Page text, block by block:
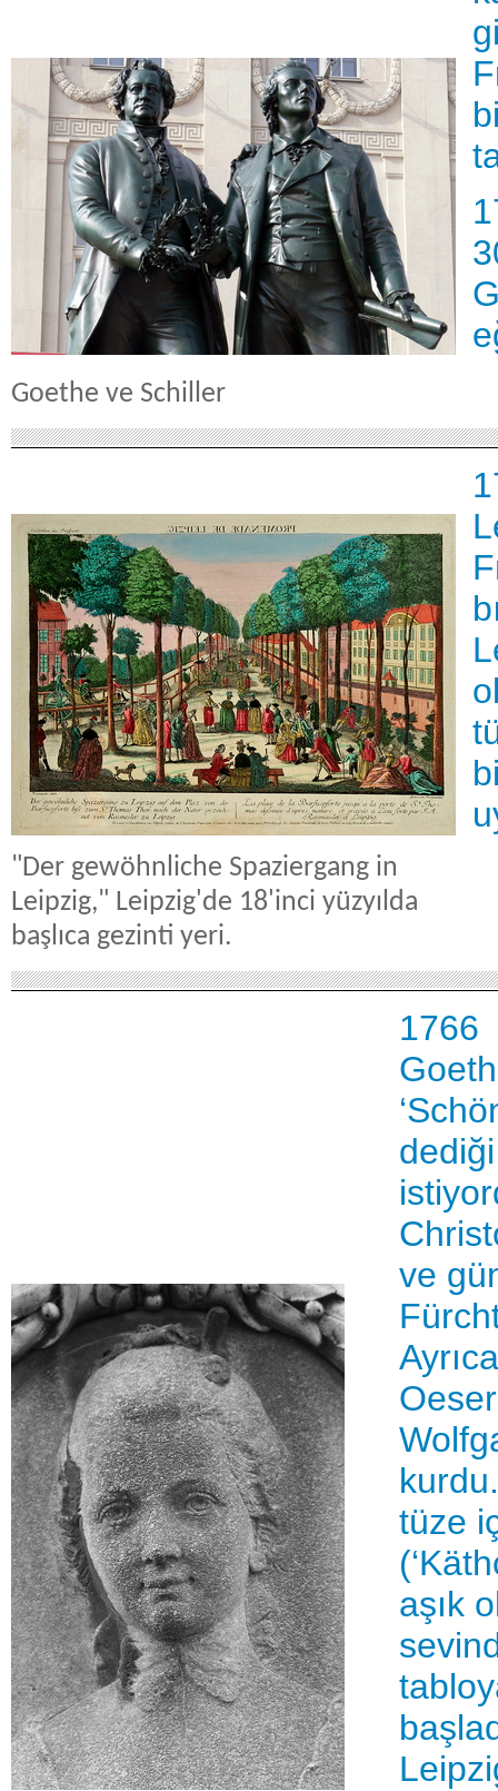
Goethe ve Schiller
"Der gewöhnliche Spaziergang in
Leipzig," Leipzig'de 18'inci yüzyılda
başlıca gezinti yeri.
1766
ve
tüze
aşık